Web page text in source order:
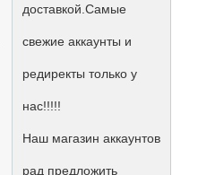
доставкой.Самые
свежие аккаунты и
редиректы только у
нас!!!!!
Наш магазин аккаунтов
рад предложить